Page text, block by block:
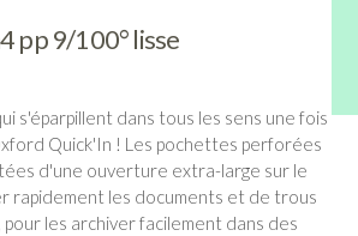
pp 9/100° lisse
s'éparpillent dans tous les sens une fois
Quick'In ! Les pochettes perforées
d'une ouverture extra-large sur le
rapidement les documents et de trous
les archiver facilement dans des